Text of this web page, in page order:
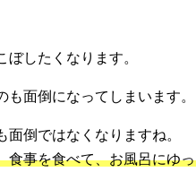
したくなります。
面倒になってしまいます。
倒ではなくなりますね。
食事を食べて、お風呂にゆ